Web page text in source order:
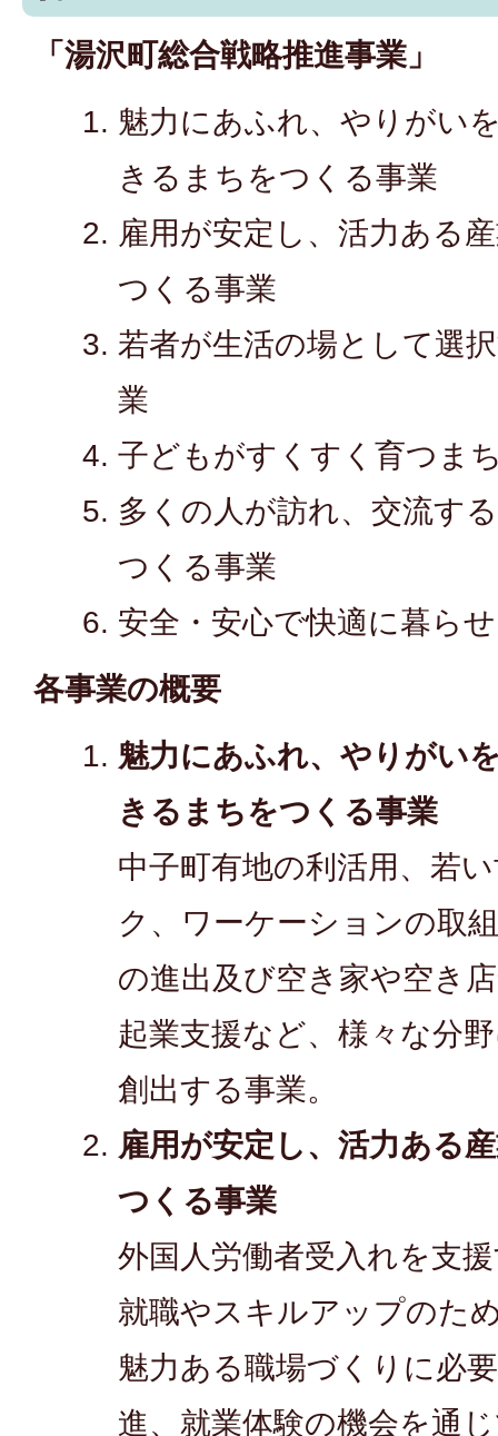
「湯沢町総合戦略推進事業」
魅力にあふれ、やりがい
きるまちをつくる事業
雇用が安定し、活力ある
つくる事業
若者が生活の場として選
業
子どもがすくすく育つま
多くの人が訪れ、交流す
つくる事業
安全・安心で快適に暮ら
各事業の概要
魅力にあふれ、やりがい
きるまちをつくる事業
中子町有地の利活用、若
ク、ワーケーションの取
の進出及び空き家や空き
起業支援など、様々な分
創出する事業。
雇用が安定し、活力ある
つくる事業
外国人労働者受入れを支
就職やスキルアップのた
魅力ある職場づくりに必
進、就業体験の機会を通